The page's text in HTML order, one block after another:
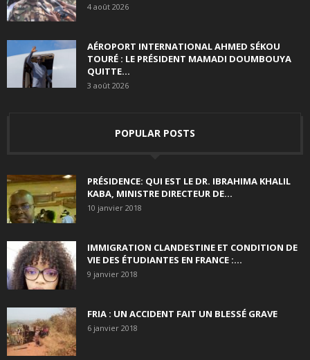
4 août 2026
AÉROPORT INTERNATIONAL AHMED SÉKOU
TOURÉ : LE PRÉSIDENT MAMADI DOUMBOUYA
QUITTE...
3 août 2026
POPULAR POSTS
PRÉSIDENCE: QUI EST LE DR. IBRAHIMA KHALIL
KABA, MINISTRE DIRECTEUR DE...
10 janvier 2018
IMMIGRATION CLANDESTINE ET CONDITION DE
VIE DES ÉTUDIANTES EN FRANCE :...
9 janvier 2018
FRIA : UN ACCIDENT FAIT UN BLESSÉ GRAVE
6 janvier 2018